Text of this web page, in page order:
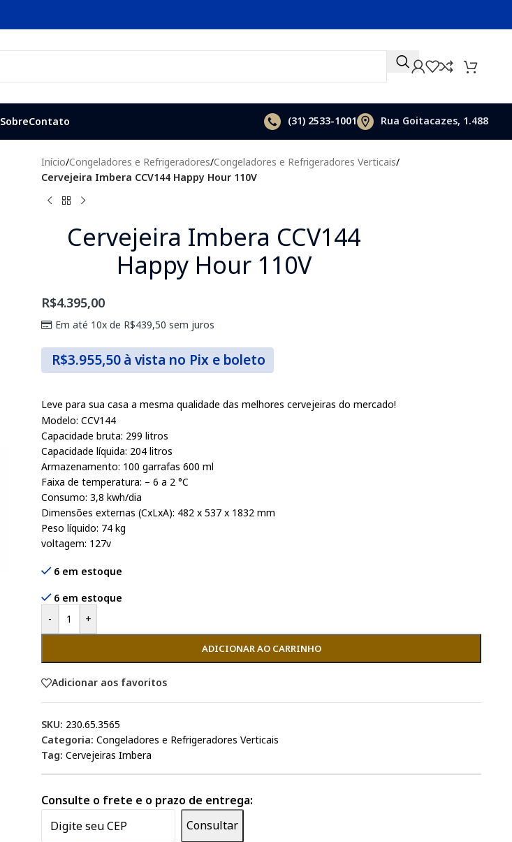
SobreContato (31) 2533-1001 Rua Goitacazes, 1.488
Início/Congeladores e Refrigeradores/Congeladores e Refrigeradores Verticais/
Cervejeira Imbera CCV144 Happy Hour 110V
Cervejeira Imbera CCV144
Happy Hour 110V
R$4.395,00
Em até 10x de R$439,50 sem juros
R$3.955,50à vista no Pix e boleto
Leve para sua casa a mesma qualidade das melhores cervejeiras do mercado!
Modelo: CCV144
Capacidade bruta: 299 litros
Capacidade líquida: 204 litros
Armazenamento: 100 garrafas 600 ml
Faixa de temperatura: – 6 a 2 °C
Consumo: 3,8 kwh/dia
Dimensões externas (CxLxA): 482 x 537 x 1832 mm
Peso líquido: 74 kg
voltagem: 127v
6 em estoque
6 em estoque
-
+
ADICIONAR AO CARRINHO
Adicionar aos favoritos
SKU: 230.65.3565
Categoria: Congeladores e Refrigeradores Verticais
Tag: Cervejeiras Imbera
Consulte o frete e o prazo de entrega:
Consultar